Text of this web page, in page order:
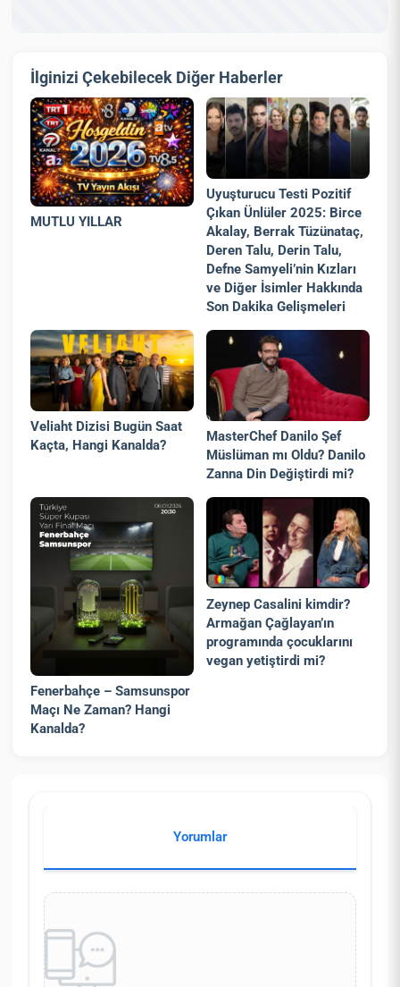
İlginizi Çekebilecek Diğer Haberler
MUTLU YILLAR
Uyuşturucu Testi Pozitif
Çıkan Ünlüler 2025: Birce
Akalay, Berrak Tüzünataç,
Deren Talu, Derin Talu,
Defne Samyeli’nin Kızları
ve Diğer İsimler Hakkında
Son Dakika Gelişmeleri
Veliaht Dizisi Bugün Saat
Kaçta, Hangi Kanalda?
MasterChef Danilo Şef
Müslüman mı Oldu? Danilo
Zanna Din Değiştirdi mi?
Fenerbahçe – Samsunspor
Maçı Ne Zaman? Hangi
Kanalda?
Zeynep Casalini kimdir?
Armağan Çağlayan’ın
programında çocuklarını
vegan yetiştirdi mi?
Yorumlar